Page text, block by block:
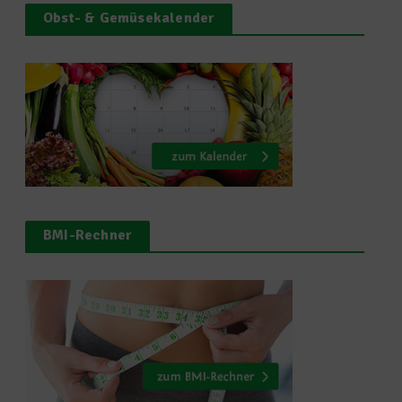
Obst- & Gemüsekalender
BMI-Rechner